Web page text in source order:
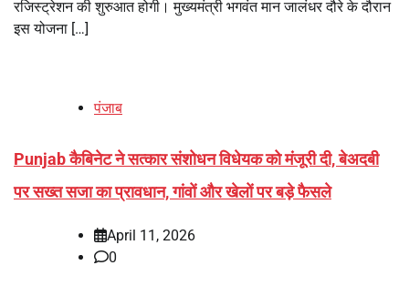
रजिस्ट्रेशन की शुरुआत होगी। मुख्यमंत्री भगवंत मान जालंधर दौरे के दौरान
इस योजना […]
पंजाब
Punjab कैबिनेट ने सत्कार संशोधन विधेयक को मंजूरी दी, बेअदबी
पर सख्त सजा का प्रावधान, गांवों और खेलों पर बड़े फैसले
April 11, 2026
0